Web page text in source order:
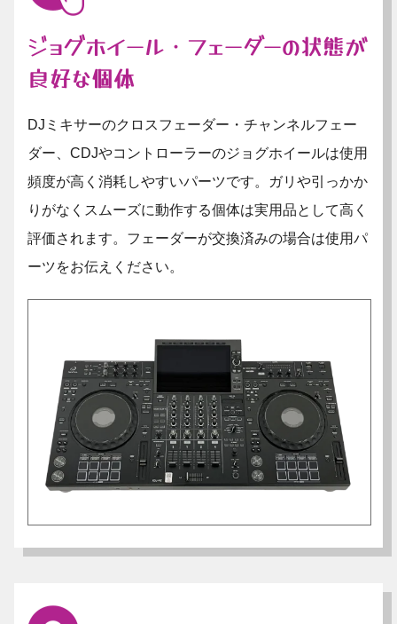
ジョグホイール・フェーダーの状態が
良好な個体
DJミキサーのクロスフェーダー・チャンネルフェー
ダー、CDJやコントローラーのジョグホイールは使用
頻度が高く消耗しやすいパーツです。ガリや引っかか
りがなくスムーズに動作する個体は実用品として高く
評価されます。フェーダーが交換済みの場合は使用パ
ーツをお伝えください。